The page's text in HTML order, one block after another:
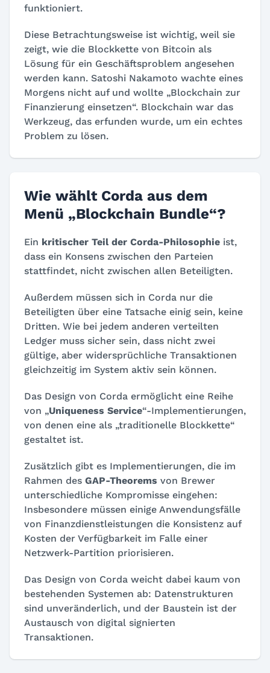
funktioniert.
Diese Betrachtungsweise ist wichtig, weil sie
zeigt, wie die Blockkette von Bitcoin als
Lösung für ein Geschäftsproblem angesehen
werden kann. Satoshi Nakamoto wachte eines
Morgens nicht auf und wollte „Blockchain zur
Finanzierung einsetzen“. Blockchain war das
Werkzeug, das erfunden wurde, um ein echtes
Problem zu lösen.
Wie wählt Corda aus dem
Menü „Blockchain Bundle“?
Ein kritischer Teil der Corda-Philosophie ist,
dass ein Konsens zwischen den Parteien
stattfindet, nicht zwischen allen Beteiligten.
Außerdem müssen sich in Corda nur die
Beteiligten über eine Tatsache einig sein, keine
Dritten. Wie bei jedem anderen verteilten
Ledger muss sicher sein, dass nicht zwei
gültige, aber widersprüchliche Transaktionen
gleichzeitig im System aktiv sein können.
Das Design von Corda ermöglicht eine Reihe
von „Uniqueness Service“-Implementierungen,
von denen eine als „traditionelle Blockkette“
gestaltet ist.
Zusätzlich gibt es Implementierungen, die im
Rahmen des GAP-Theorems von Brewer
unterschiedliche Kompromisse eingehen:
Insbesondere müssen einige Anwendungsfälle
von Finanzdienstleistungen die Konsistenz auf
Kosten der Verfügbarkeit im Falle einer
Netzwerk-Partition priorisieren.
Das Design von Corda weicht dabei kaum von
bestehenden Systemen ab: Datenstrukturen
sind unveränderlich, und der Baustein ist der
Austausch von digital signierten
Transaktionen.